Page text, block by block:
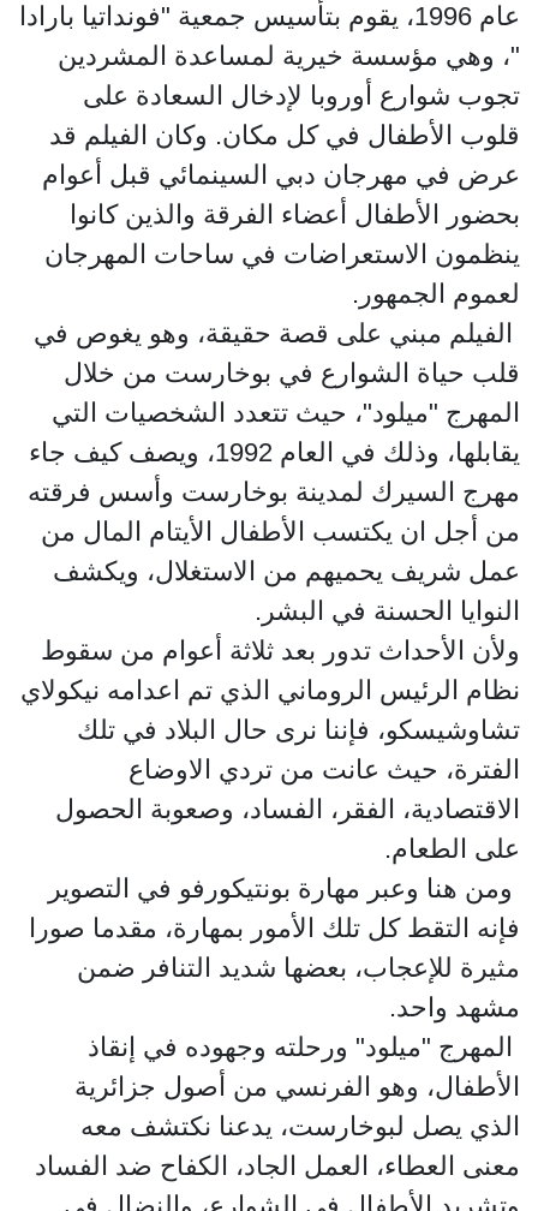
عام 1996، يقوم بتأسيس جمعية "فونداتيا بارادا
"، وهي مؤسسة خيرية لمساعدة المشردين
تجوب شوارع أوروبا لإدخال السعادة على
قلوب الأطفال في كل مكان. وكان الفيلم قد
عرض في مهرجان دبي السينمائي قبل أعوام
بحضور الأطفال أعضاء الفرقة والذين كانوا
ينظمون الاستعراضات في ساحات المهرجان
لعموم الجمهور.
الفيلم مبني على قصة حقيقة، وهو يغوص في
قلب حياة الشوارع في بوخارست من خلال
المهرج "ميلود"، حيث تتعدد الشخصيات التي
يقابلها، وذلك في العام 1992، ويصف كيف جاء
مهرج السيرك لمدينة بوخارست وأسس فرقته
من أجل ان يكتسب الأطفال الأيتام المال من
عمل شريف يحميهم من الاستغلال، ويكشف
النوايا الحسنة في البشر.
ولأن الأحداث تدور بعد ثلاثة أعوام من سقوط
نظام الرئيس الروماني الذي تم اعدامه نيكولاي
تشاوشيسكو، فإننا نرى حال البلاد في تلك
الفترة، حيث عانت من تردي الاوضاع
الاقتصادية، الفقر، الفساد، وصعوبة الحصول
على الطعام.
ومن هنا وعبر مهارة بونتيكورفو في التصوير
فإنه التقط كل تلك الأمور بمهارة، مقدما صورا
مثيرة للإعجاب، بعضها شديد التنافر ضمن
مشهد واحد.
المهرج "ميلود" ورحلته وجهوده في إنقاذ
الأطفال، وهو الفرنسي من أصول جزائرية
الذي يصل لبوخارست، يدعنا نكتشف معه
معنى العطاء، العمل الجاد، الكفاح ضد الفساد